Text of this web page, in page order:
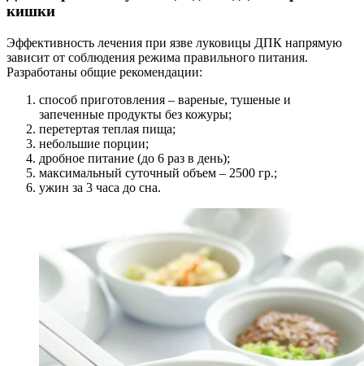
кишки
Эффективность лечения при язве луковицы ДПК напрямую
зависит от соблюдения режима правильного питания.
Разработаны общие рекомендации:
способ приготовления – вареные, тушеные и
запеченные продукты без кожуры;
перетертая теплая пища;
небольшие порции;
дробное питание (до 6 раз в день);
максимальный суточный объем – 2500 гр.;
ужин за 3 часа до сна.